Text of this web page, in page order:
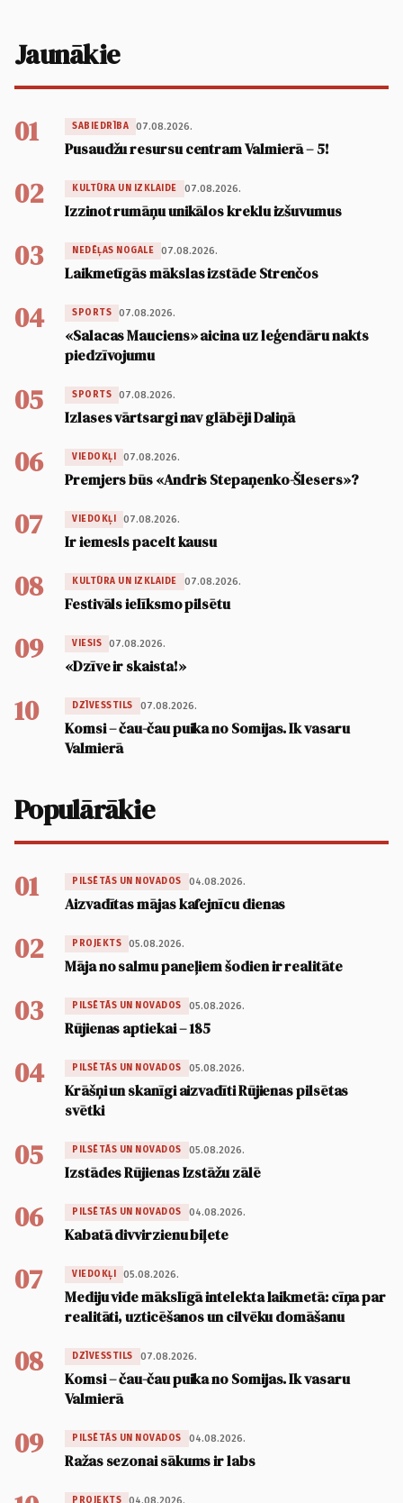
Jaunākie
01 SABIEDRĪBA 07.08.2026.
Pusaudžu resursu centram Valmierā – 5!
02 KULTŪRA UN IZKLAIDE 07.08.2026.
Izzinot rumāņu unikālos kreklu izšuvumus
03 NEDĒĻAS NOGALE 07.08.2026.
Laikmetīgās mākslas izstāde Strenčos
04 SPORTS 07.08.2026.
«Salacas Mauciens» aicina uz leģendāru nakts
piedzīvojumu
05 SPORTS 07.08.2026.
Izlases vārtsargi nav glābēji Daliņā
06 VIEDOKĻI 07.08.2026.
Premjers būs «Andris Stepaņenko-Šlesers»?
07 VIEDOKĻI 07.08.2026.
Ir iemesls pacelt kausu
08 KULTŪRA UN IZKLAIDE 07.08.2026.
Festivāls ielīksmo pilsētu
09 VIESIS 07.08.2026.
«Dzīve ir skaista!»
10 DZĪVESSTILS 07.08.2026.
Komsi – čau-čau puika no Somijas. Ik vasaru
Valmierā
Populārākie
01 PILSĒTĀS UN NOVADOS 04.08.2026.
Aizvadītas mājas kafejnīcu dienas
02 PROJEKTS 05.08.2026.
Māja no salmu paneļiem šodien ir realitāte
03 PILSĒTĀS UN NOVADOS 05.08.2026.
Rūjienas aptiekai – 185
04 PILSĒTĀS UN NOVADOS 05.08.2026.
Krāšņi un skanīgi aizvadīti Rūjienas pilsētas
svētki
05 PILSĒTĀS UN NOVADOS 05.08.2026.
Izstādes Rūjienas Izstāžu zālē
06 PILSĒTĀS UN NOVADOS 04.08.2026.
Kabatā divvirzienu biļete
07 VIEDOKĻI 05.08.2026.
Mediju vide mākslīgā intelekta laikmetā: cīņa par
realitāti, uzticēšanos un cilvēku domāšanu
08 DZĪVESSTILS 07.08.2026.
Komsi – čau-čau puika no Somijas. Ik vasaru
Valmierā
09 PILSĒTĀS UN NOVADOS 04.08.2026.
Ražas sezonai sākums ir labs
PROJEKTS